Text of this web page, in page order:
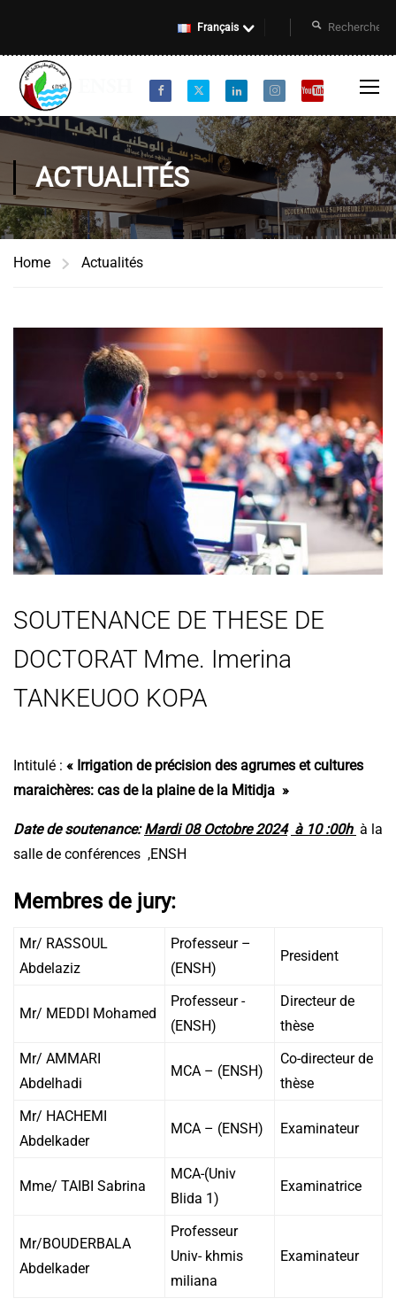
Français
ACTUALITÉS
Home Actualités
SOUTENANCE DE THESE DE
DOCTORAT Mme. Imerina
TANKEUOO KOPA
Intitulé : « Irrigation de précision des agrumes et cultures
maraichères: cas de la plaine de la Mitidja »
Date de soutenance:Mardi 08 Octobre 2024 à 10 :00h à la
salle de conférences ,ENSH
Membres de jury:
Mr/ RASSOUL
Abdelaziz
Professeur –
(ENSH)
President
Mr/ MEDDI Mohamed
Professeur -
(ENSH)
Directeur de
thèse
Mr/ AMMARI
Abdelhadi
MCA – (ENSH)
Co-directeur de
thèse
Mr/ HACHEMI
Abdelkader
MCA – (ENSH) Examinateur
Mme/ TAIBI Sabrina
MCA-(Univ
Blida 1)
Examinatrice
Mr/BOUDERBALA
Abdelkader
Professeur
Univ- khmis
miliana
Examinateur